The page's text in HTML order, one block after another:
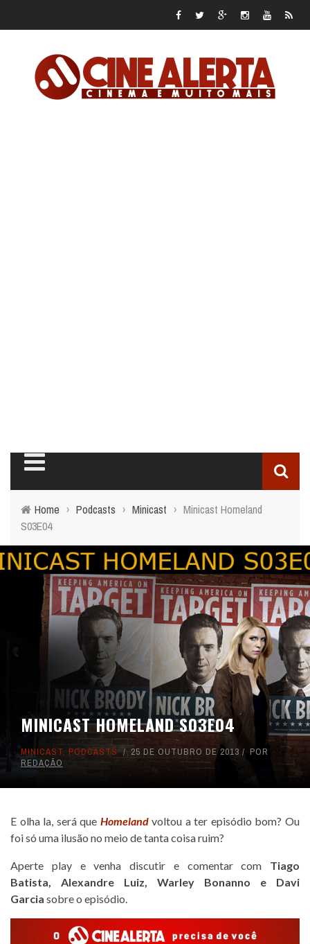
Home › Podcasts › Minicast › Minicast Homeland
S03E04
MINICAST HOMELAND S03E04
MINICAST, PODCASTS 25 DE OUTUBRO DE 2013
POR
REDAÇÃO
E olha la, será que Homelandvoltou a ter episódio bom? Ou
foi só uma ilusão no meio de tanta coisa ruim?
Aperte play e venha discutir e comentar com Tiago
Batista, Alexandre Luiz, Warley Bonanno e
Davi
Garcia sobre o episódio.